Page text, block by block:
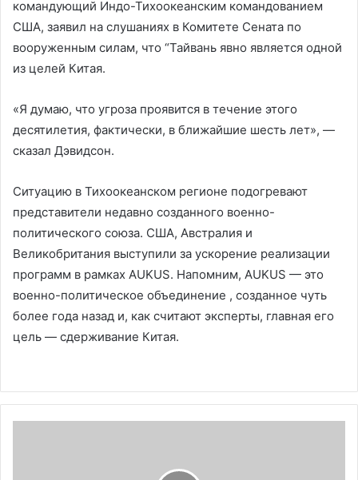
командующий Индо-Тихоокеанским командованием
США, заявил на слушаниях в Комитете Сената по
вооруженным силам, что “Тайвань явно является одной
из целей Китая.
«Я думаю, что угроза проявится в течение этого
десятилетия, фактически, в ближайшие шесть лет», —
сказал Дэвидсон.
Ситуацию в Тихоокеанском регионе подогревают
представители недавно созданного военно-
политического союза. США, Австралия и
Великобритания выступили за ускорение реализации
программ в рамках AUKUS. Напомним, AUKUS — это
военно-политическое объединение , созданное чуть
более года назад и, как считают эксперты, главная его
цель — сдерживание Китая.